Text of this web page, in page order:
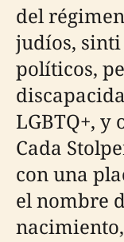
del
judíos,
políticos,
LGBTQ+, y
Cada
con una
el nombre